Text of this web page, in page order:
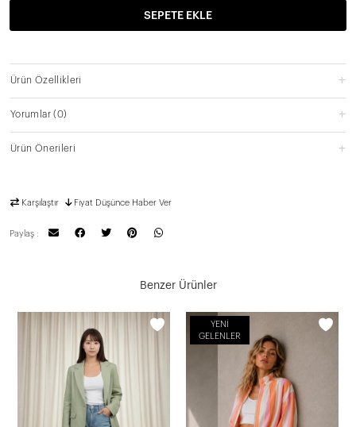
SEPETE EKLE
Ürün Özellikleri
Yorumlar(0)
Ürün Önerileri
Karşılaştır Fiyat Düşünce Haber Ver
Paylaş :
Benzer Ürünler
YENI
GELENLER